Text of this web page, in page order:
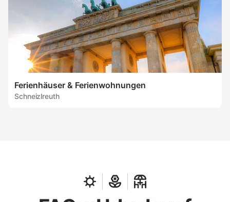
Ferienhäuser & Ferienwohnungen
Schneizlreuth